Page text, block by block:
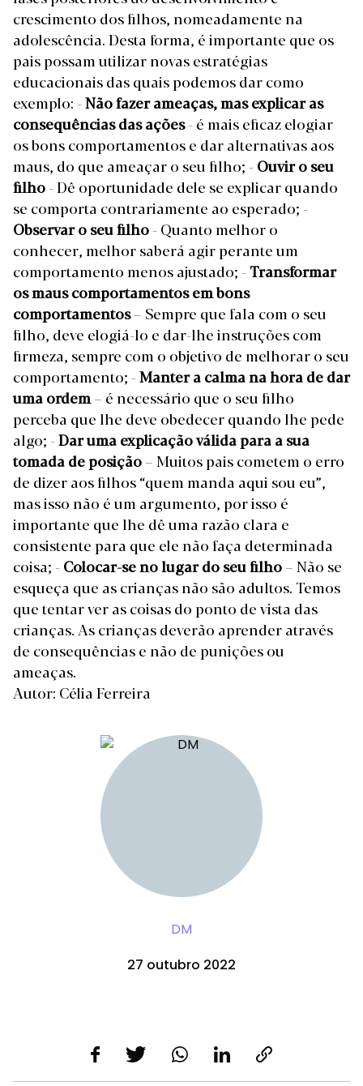
crescimento dos filhos, nomeadamente na
adolescência. Desta forma, é importante que os
pais possam utilizar novas estratégias
educacionais das quais podemos dar como
exemplo: -Não fazer ameaças, mas explicar as
consequências das ações- é mais eficaz elogiar
os bons comportamentos e dar alternativas aos
maus, do que ameaçar o seu filho; -Ouvir o seu
filho- Dê oportunidade dele se explicar quando
se comporta contrariamente ao esperado; -
Observar o seu filho- Quanto melhor o
conhecer, melhor saberá agir perante um
comportamento menos ajustado; -Transformar
os maus comportamentos em bons
comportamentos– Sempre que fala com o seu
filho, deve elogiá-lo e dar-lhe instruções com
firmeza, sempre com o objetivo de melhorar o seu
comportamento; -Manter a calma na hora de dar
uma ordem – é necessário que o seu filho
perceba que lhe deve obedecer quando lhe pede
algo; -Dar uma explicação válida para a sua
tomada de posição– Muitos pais cometem o erro
de dizer aos filhos “quem manda aqui sou eu”,
mas isso não é um argumento, por isso é
importante que lhe dê uma razão clara e
consistente para que ele não faça determinada
coisa; -Colocar-se no lugar do seu filho– Não se
esqueça que as crianças não são adultos. Temos
que tentar ver as coisas do ponto de vista das
crianças. As crianças deverão aprender através
de consequências e não de punições ou
ameaças.
Autor: Célia Ferreira
DM
27 outubro 2022